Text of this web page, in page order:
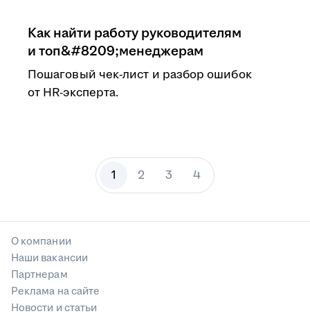
Как найти работу руководителям
и топ&#8209;менеджерам
Пошаговый чек-лист и разбор ошибок
от HR-эксперта.
1 2 3 4
О компании
Наши вакансии
Партнерам
Реклама на сайте
Новости и статьи